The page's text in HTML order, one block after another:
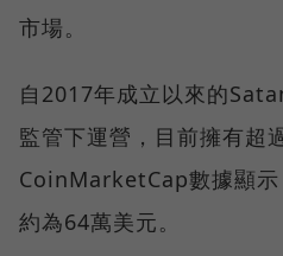
市場。
自2017年成立以來的
監管下運營，目前擁有超
CoinMarketCap數據顯
約為64萬美元。